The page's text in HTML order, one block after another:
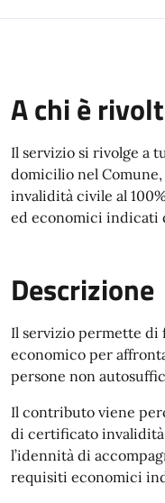
A chi è
Il servizio si rivolge a
domicilio nel
invalidità civile al
ed economici indicati
Descrizione
Il servizio permette di
economico per
persone non
Il contributo viene
di certificato
l’idennità di
requisiti economici